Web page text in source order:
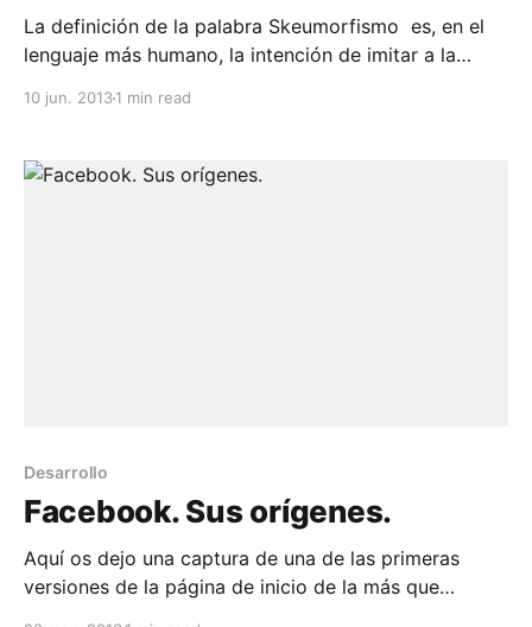
La definición de la palabra Skeumorfismo es, en el
lenguaje más humano, la intención de imitar a la
representativo de esa realidad. Su definición estricta
detalles del diseño del objeto original con el objetivo
10 jun. 20131 min read
Desarrollo
Facebook. Sus orígenes.
Aquí os dejo una captura de una de las primeras
versiones de la página de inicio de la más que